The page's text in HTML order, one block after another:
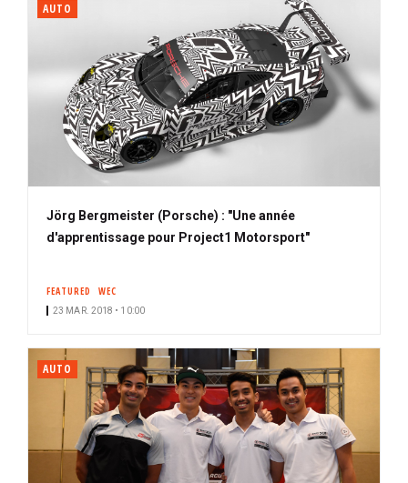
AUTO
Jörg Bergmeister (Porsche) : "Une année
d'apprentissage pour Project1 Motorsport"
FEATURED WEC
23 MAR. 2018 • 10:00
AUTO